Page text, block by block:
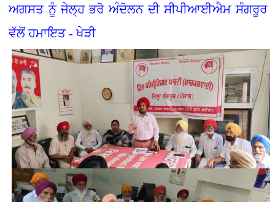
ਅਗਸਤ ਨੂੰ ਜੇਲ੍ਹ ਭਰੋ ਅੰਦੋਲਨ ਦੀ ਸੀਪੀਆਈਐਮ ਸੰਗਰੂਰ
ਵੱਲੋਂ ਹਮਾਇਤ - ਖੇੜੀ